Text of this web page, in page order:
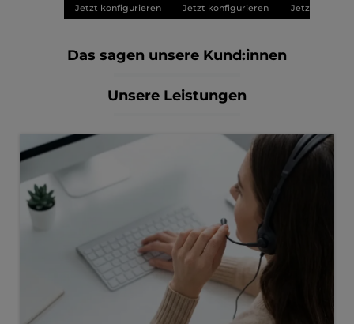
Jetzt konfigurieren Jetzt konfigurieren Jetzt
Das sagen unsere Kund:innen
Unsere Leistungen